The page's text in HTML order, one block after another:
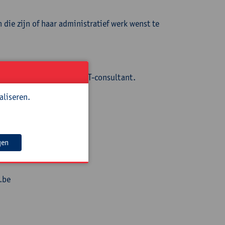
die zijn of haar administratief werk wenst te
en freelance ICT-consultant.